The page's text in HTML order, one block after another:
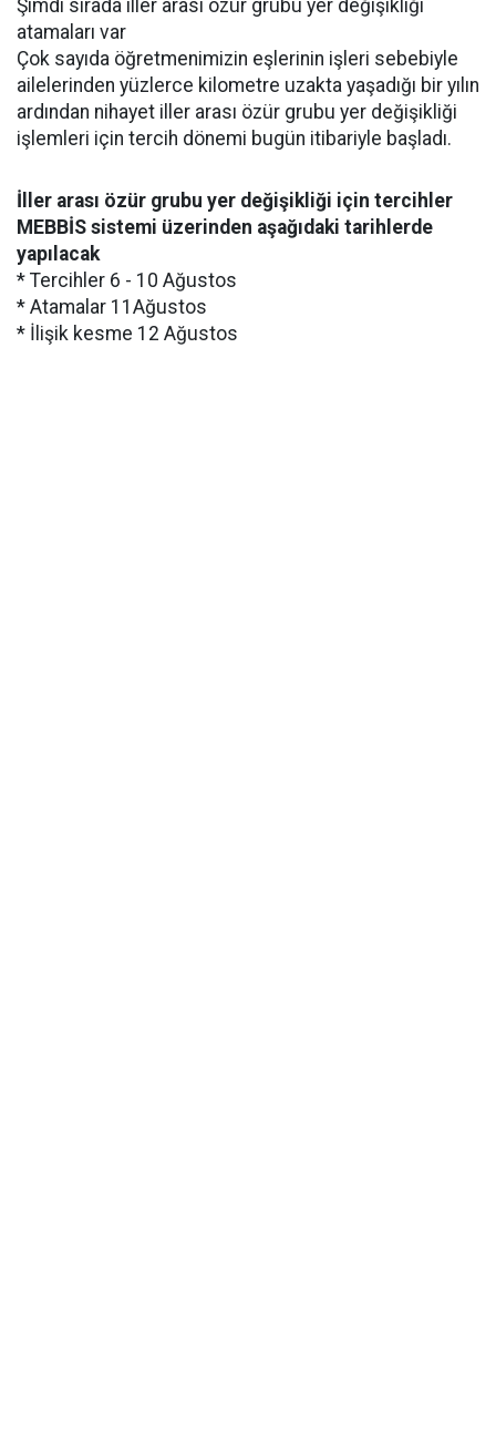
Şimdi sırada iller arası özür grubu yer değişikliği
atamaları var
Çok sayıda öğretmenimizin eşlerinin işleri sebebiyle
ailelerinden yüzlerce kilometre uzakta yaşadığı bir yılın
ardından nihayet iller arası özür grubu yer değişikliği
işlemleri için tercih dönemi bugün itibariyle başladı.
İller arası özür grubu yer değişikliği için tercihler
MEBBİS sistemi üzerinden aşağıdaki tarihlerde
yapılacak
* Tercihler 6 - 10 Ağustos
* Atamalar 11Ağustos
* İlişik kesme 12 Ağustos